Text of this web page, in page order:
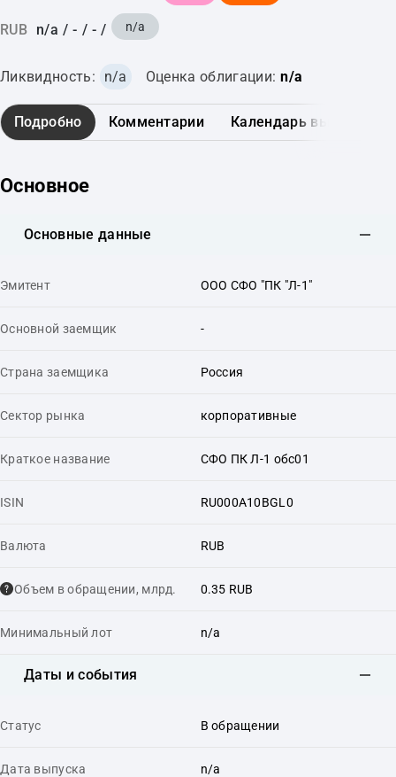
RUB n/a / - / - / n/a
Ликвидность: n/a Оценка облигации: n/a
Подробно Комментарии Календарь выплат
Основное
Основные данные
Эмитент ООО СФО "ПК "Л-1"
Основной заемщик -
Страна заемщика Россия
Сектор рынка корпоративные
Краткое название СФО ПК Л-1 обс01
ISIN RU000A10BGL0
Валюта RUB
Объем в обращении, млрд. 0.35 RUB
Минимальный лот n/a
Даты и события
Статус В обращении
Дата выпуска n/a